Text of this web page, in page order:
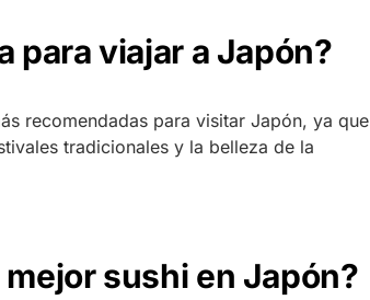
para viajar a Japón?
recomendadas para visitar Japón, ya que
tradicionales y la belleza de la
sushi en Japón?